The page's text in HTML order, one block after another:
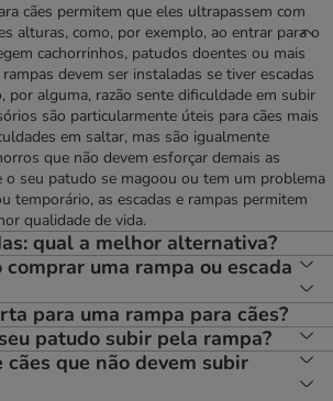
cães permitem que eles ultrapassem com
alturas, como, por exemplo, ao entrar para o
cachorrinhos, patudos doentes ou mais
devem ser instaladas se tiver escadas
por alguma, razão sente dificuldade em subir
são particularmente úteis para cães mais
em saltar, mas são igualmente
que não devem esforçar demais as
o seu patudo se magoou ou tem um problema
temporário, as escadas e rampas permitem
qualidade de vida.
qual a melhor alternativa?
uma rampa ou escada
para uma rampa para cães?
patudo subir pela rampa?
cães que não devem subir